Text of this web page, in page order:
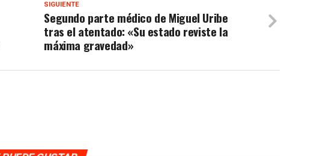
SIGUIENTE
Segundo parte médico de Miguel Uribe
tras el atentado: «Su estado reviste la
máxima gravedad»